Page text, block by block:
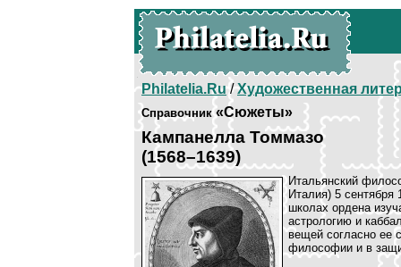
Philatelia.Ru/Художественная
Справочник«Сюжеты»
Кампанелла Томмазо
(1568–1639)
Итальянский
Италия) 5
школах ордена
астрологию и
вещей согласно ее
философии и в